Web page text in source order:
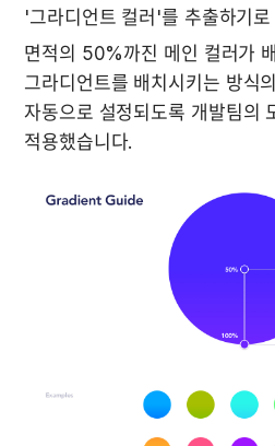
'그라디언트 컬러'를 추출하기로
면적의 50%까진 메인 컬러가
그라디언트를 배치시키는 방식
자동으로 설정되도록 개발팀의
적용했습니다.